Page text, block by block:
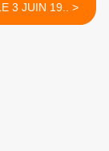
QUEEN LE 3 JUIN 19.. >